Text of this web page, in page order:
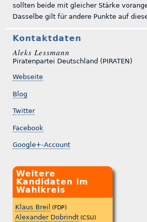
sollten beide mit gleicher Stärke
Dasselbe gilt für andere Punkte auf
Kontaktdaten
Aleks Lessmann
Piratenpartei Deutschland (PIRATEN)
Webseite
Blog
Twitter
Facebook
Google+-Account
Weitere
Kandidaten im
Wahlkreis
Klaus Breil (FDP)
Alexander Dobrindt (CSU)